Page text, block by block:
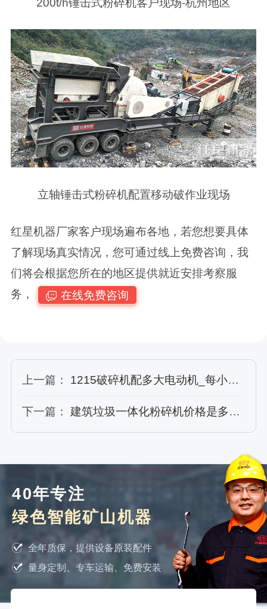
200t/h锤击式粉碎机客户现场-杭州地区
立轴锤击式粉碎机配置移动破作业现场
红星机器厂家客户现场遍布各地，若您想要具体
了解现场真实情况，您可通过线上免费咨询，我
们将会根据您所在的地区提供就近安排考察服
务，
在线免费咨询
上一篇： 1215破碎机配多大电动机_每小时产能多少吨
下一篇： 建筑垃圾一体化粉碎机价格是多少，含现场案例及视频
40年专注
绿色智能矿山机器
全年质保，提供设备原装配件
量身定制、专车运输、免费安装